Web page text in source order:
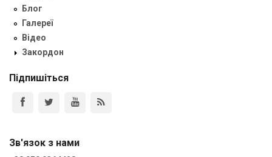
Блог
Галереї
Відео
Закордон
Підпишіться
Зв'язок з нами